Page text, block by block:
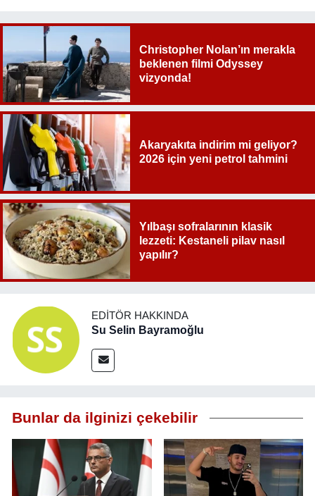
Christopher Nolan’ın merakla
beklenen filmi Odyssey
vizyonda!
Akaryakıta indirim mi geliyor?
2026 için yeni petrol tahmini
Yılbaşı sofralarının klasik
lezzeti: Kestaneli pilav nasıl
yapılır?
EDITÖR HAKKINDA
Su Selin Bayramoğlu
Bunlar da ilginizi çekebilir